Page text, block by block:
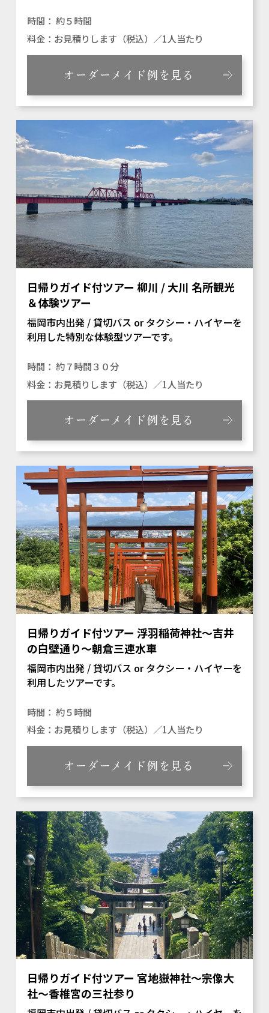
約５時間
お見積りします（税込）／1人当たり
オーダーメイド例を見る
日帰りガイド付ツアー 柳川 / 大川 名所観光
＆体験ツアー
福岡市内出発 / 貸切バス or タクシー・ハイヤーを
利用した特別な体験型ツアーです。
約７時間３０分
お見積りします（税込）／1人当たり
オーダーメイド例を見る
日帰りガイド付ツアー 浮羽稲荷神社～吉井
の白壁通り～朝倉三連水車
福岡市内出発 / 貸切バス or タクシー・ハイヤーを
利用したツアーです。
約５時間
お見積りします（税込）／1人当たり
オーダーメイド例を見る
日帰りガイド付ツアー 宮地嶽神社～宗像大
社～香椎宮の三社参り